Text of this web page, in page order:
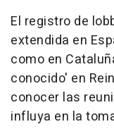
El registro de
extendida en
como en
conocido' en
conocer las
influya en la